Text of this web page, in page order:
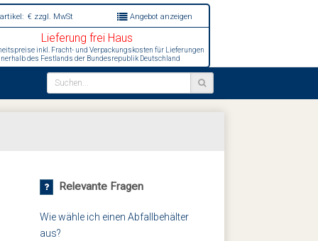
€ zzgl. MwSt Angebot anzeigen
Lieferung frei Haus
inkl. Fracht- und Verpackungskosten für Lieferungen
des Festlands der Bundesrepublik Deutschland
Relevante Fragen
Wie wähle ich einen Abfallbehälter
aus?